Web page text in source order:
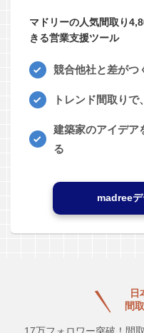
マドリーの人気間取り
きる営業支援ツール
競合他社と差がつ
トレンド間取り
建築家のアイデア
る
madreeデ
日
間